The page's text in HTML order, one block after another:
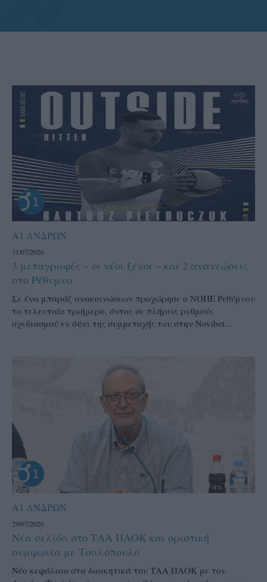
Α1 ΑΝΔΡΩΝ
31/07/2026
3 μεταγραφές – οι νέοι ξένοι – και 2 ανανεώσεις
στο Ρέθυμνο
Σε ένα μπαράζ ανακοινώσεων προχώρησε ο ΝΟΠΕ Ρεθύμνου
το τελευταίο τριήμερο, όντας σε πλήρεις ρυθμούς
σχεδιασμού εν όψει της συμμετοχής του στην Novibet...
Α1 ΑΝΔΡΩΝ
29/07/2026
Νέα σελίδα στο ΤΑΑ ΠΑΟΚ και οριστική
συμφωνία με Τσαλόπουλο
Νέο κεφάλαιο στα διοικητικά του ΤΑΑ ΠΑΟΚ με τον